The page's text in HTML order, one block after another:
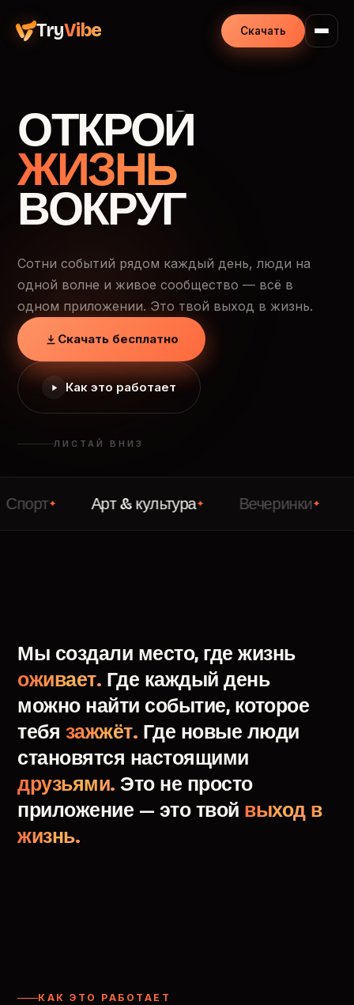
TryVibe Скачать
ОТКРОЙ
ЖИЗНЬ
ВОКРУГ
Сотни событий рядом каждый день, люди на
одной волне и живое сообщество — всё в
одном приложении. Это твой выход в жизнь.
Скачать бесплатно
Как это работает
ЛИСТАЙ ВНИЗ
Арт & культура✦ Вечеринки✦ Лекции
Мы создали место, где жизнь
оживает. Где каждый день
можно найти событие, которое
тебя зажжёт. Где новые люди
становятся настоящими
друзьями. Это не просто
приложение — это твой выход в
жизнь.
КАК ЭТО РАБОТАЕТ